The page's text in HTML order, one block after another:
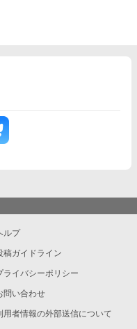
ルプ
稿ガイドライン
ライバシーポリシー
問い合わせ
用者情報の外部送信について